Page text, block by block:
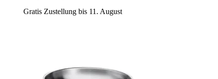
Gratis Zustellung bis 11. August